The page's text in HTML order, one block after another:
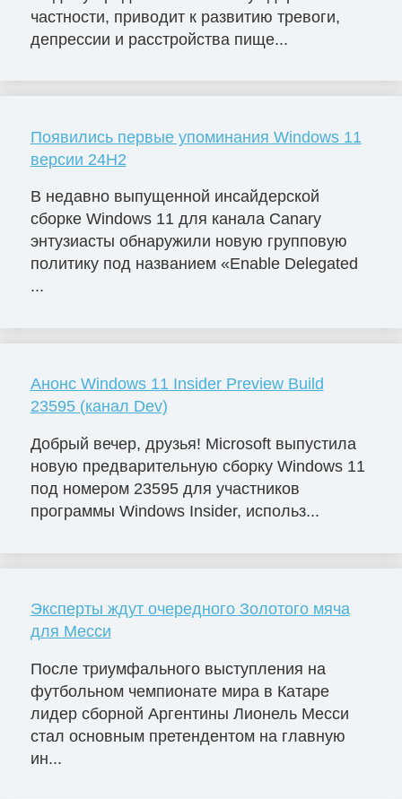
частности, приводит к развитию тревоги,
депрессии и расстройства пище...
Появились первые упоминания Windows 11
версии 24H2
В недавно выпущенной инсайдерской
сборке Windows 11 для канала Canary
энтузиасты обнаружили новую групповую
политику под названием «Enable Delegated
...
Анонс Windows 11 Insider Preview Build
23595 (канал Dev)
Добрый вечер, друзья! Microsoft выпустила
новую предварительную сборку Windows 11
под номером 23595 для участников
программы Windows Insider, использ...
Эксперты ждут очередного Золотого мяча
для Месси
После триумфального выступления на
футбольном чемпионате мира в Катаре
лидер сборной Аргентины Лионель Месси
стал основным претендентом на главную
ин...